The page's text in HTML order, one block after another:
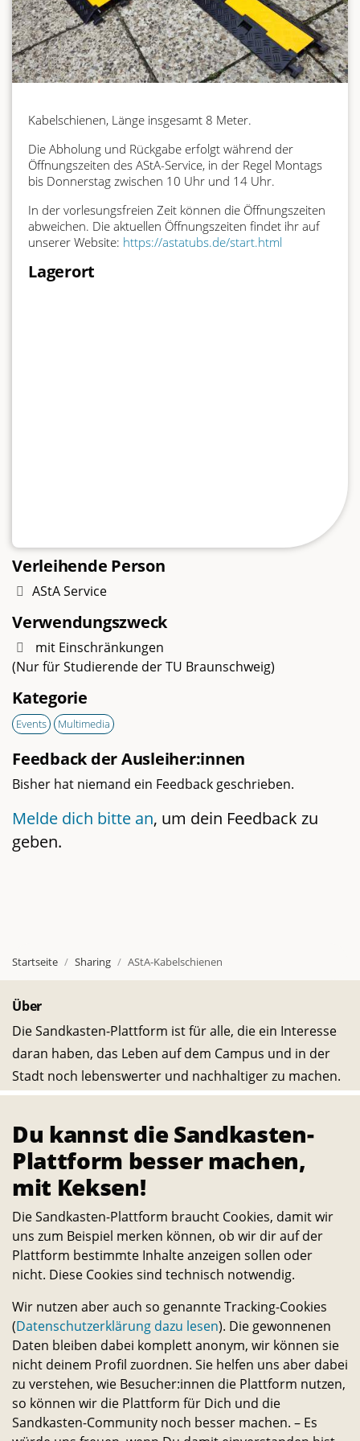
Kabelschienen, Länge insgesamt 8 Meter.
Die Abholung und Rückgabe erfolgt während der
Öffnungszeiten des AStA-Service, in der Regel Montags
bis Donnerstag zwischen 10 Uhr und 14 Uhr.
In der vorlesungsfreien Zeit können die Öffnungszeiten
abweichen. Die aktuellen Öffnungszeiten findet ihr auf
unserer Website: https://astatubs.de/start.html
Lagerort
Verleihende Person
AStA Service
Verwendungszweck
mit Einschränkungen
(Nur für Studierende der TU Braunschweig)
Kategorie
Events Multimedia
Feedback der Ausleiher:innen
Bisher hat niemand ein Feedback geschrieben.
Melde dich bitte an, um dein Feedback zu
geben.
Startseite Sharing AStA-Kabelschienen
Über
Die Sandkasten-Plattform ist für alle, die ein Interesse
daran haben, das Leben auf dem Campus und in der
Stadt noch lebenswerter und nachhaltiger zu machen.
Alle Studierenden, Mitarbeitenden und
und selbst verwirklichen. – Ein Angebot des
Transferservice.
Bleib in Kontakt
E-
Mail-
Telefon-
Link
Instagram-
Link
Threads-
Link
Messenger-
Apps-
YouTube-
Link
Facebook-
Link
Statistik
944
Macher:innen
23.742
Fans
194
Projekte
Du kannst die Sandkasten-
Plattform besser machen,
mit Keksen!
Die Sandkasten-Plattform braucht Cookies, damit wir
uns zum Beispiel merken können, ob wir dir auf der
Plattform bestimmte Inhalte anzeigen sollen oder
nicht. Diese Cookies sind technisch notwendig.
Wir nutzen aber auch so genannte Tracking-Cookies
(Datenschutzerklärung dazu lesen). Die gewonnenen
Daten bleiben dabei komplett anonym, wir können sie
nicht deinem Profil zuordnen. Sie helfen uns aber dabei
zu verstehen, wie Besucher:innen die Plattform nutzen,
so können wir die Plattform für Dich und die
Sandkasten-Community noch besser machen. – Es